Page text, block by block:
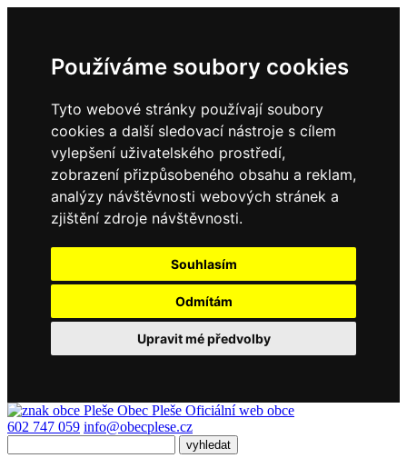
Používáme soubory cookies
Tyto webové stránky používají soubory
cookies a další sledovací nástroje s cílem
vylepšení uživatelského prostředí,
zobrazení přizpůsobeného obsahu a reklam,
analýzy návštěvnosti webových stránek a
zjištění zdroje návštěvnosti.
Souhlasím
Odmítám
Upravit mé předvolby
Obec Pleše Oficiální web obce
602 747 059 info@obecplese.cz